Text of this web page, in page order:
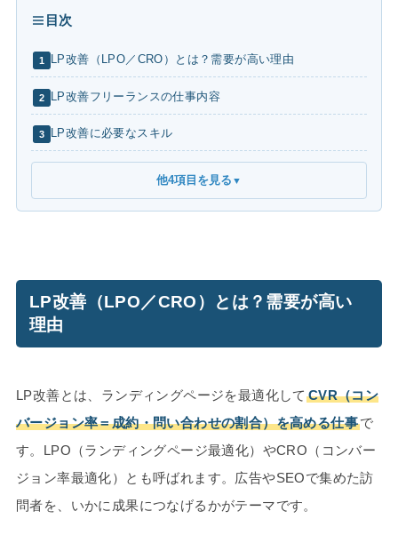
目次
1 LP改善（LPO／CRO）とは？需要が高い理由
2 LP改善フリーランスの仕事内容
3 LP改善に必要なスキル
他4項目を見る ▼
LP改善（LPO／CRO）とは？需要が高い
理由
LP改善とは、ランディングページを最適化して CVR（コン
バージョン率＝成約・問い合わせの割合）を高める仕事で
す。LPO（ランディングページ最適化）やCRO（コンバー
ジョン率最適化）とも呼ばれます。広告やSEOで集めた訪
問者を、いかに成果につなげるかがテーマです。